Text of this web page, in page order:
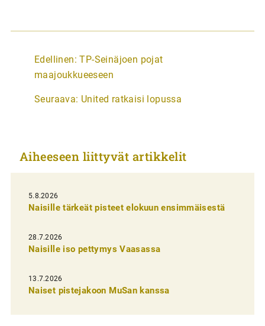
A
r
i
e
i
e
n
s
e
l
Edellinen: TP-Seinäjoen pojat
maajoukkueeseen
Seuraava: United ratkaisi lopussa
Aiheeseen liittyvät artikkelit
5.8.2026
Naisille tärkeät pisteet elokuun ensimmäisestä
28.7.2026
Naisille iso pettymys Vaasassa
13.7.2026
Naiset pistejakoon MuSan kanssa